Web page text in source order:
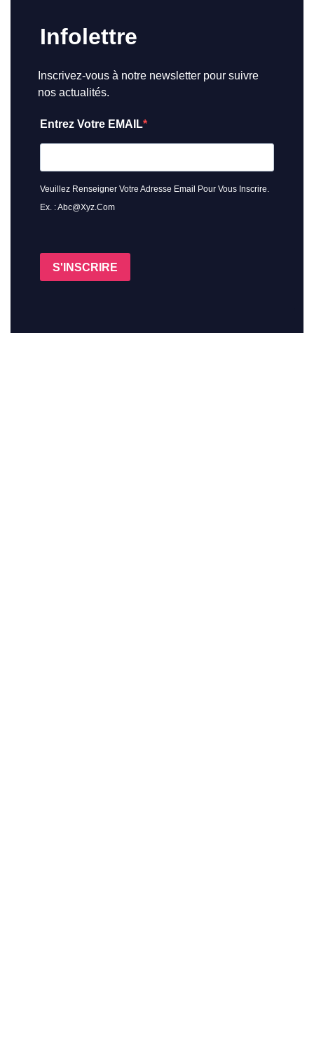
Infolettre
Inscrivez-vous à notre newsletter pour suivre
nos actualités.
Entrez Votre EMAIL
Veuillez Renseigner Votre Adresse Email Pour Vous Inscrire.
Ex. : Abc@xyz.com
S'INSCRIRE